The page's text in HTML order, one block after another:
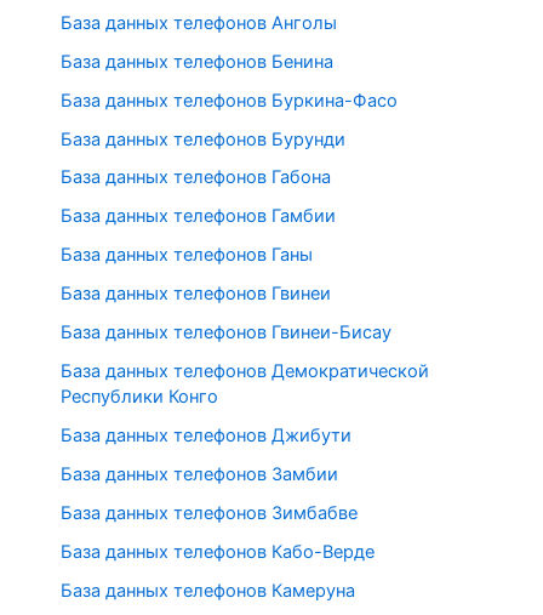
База данных телефонов Анголы
База данных телефонов Бенина
База данных телефонов Буркина-Фасо
База данных телефонов Бурунди
База данных телефонов Габона
База данных телефонов Гамбии
База данных телефонов Ганы
База данных телефонов Гвинеи
База данных телефонов Гвинеи-Бисау
База данных телефонов Демократической
Республики Конго
База данных телефонов Джибути
База данных телефонов Замбии
База данных телефонов Зимбабве
База данных телефонов Кабо-Верде
База данных телефонов Камеруна